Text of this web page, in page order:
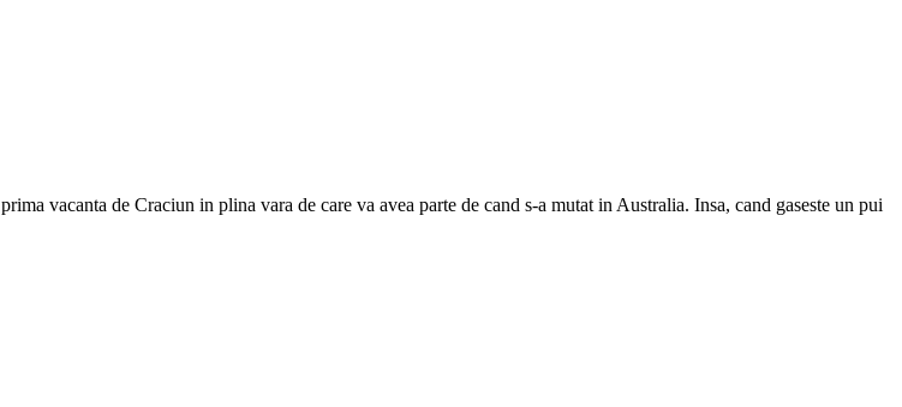
vacanta de Craciun in plina vara de care va avea parte de cand s-a mutat in Australia. Insa, cand gaseste un pui